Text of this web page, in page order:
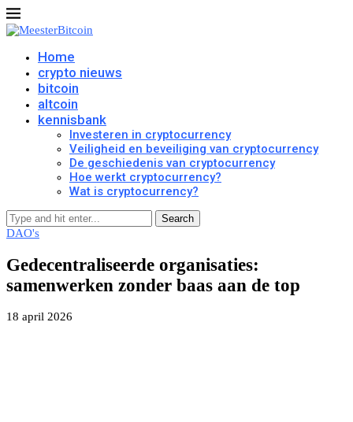
Home
crypto nieuws
bitcoin
altcoin
kennisbank
Investeren in cryptocurrency
Veiligheid en beveiliging van cryptocurrency
De geschiedenis van cryptocurrency
Hoe werkt cryptocurrency?
Wat is cryptocurrency?
Search
DAO's
Gedecentraliseerde organisaties:
samenwerken zonder baas aan de top
18 april 2026